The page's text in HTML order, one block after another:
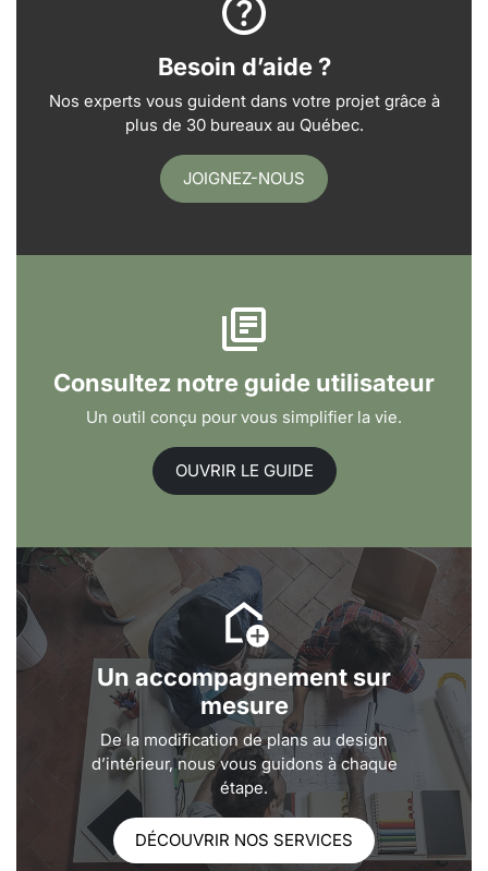
Besoin d’aide ?
Nos experts vous guident dans votre projet grâce à
plus de 30 bureaux au Québec.
JOIGNEZ-NOUS
Consultez notre guide utilisateur
Un outil conçu pour vous simplifier la vie.
OUVRIR LE GUIDE
Un accompagnement sur
mesure
De la modification de plans au design
d’intérieur, nous vous guidons à chaque
étape.
DÉCOUVRIR NOS SERVICES